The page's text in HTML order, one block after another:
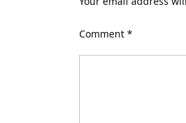
Comment *